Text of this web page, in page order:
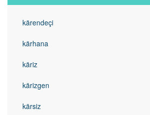
kärendeçi
kärhana
käriz
kärizgen
kärsiz